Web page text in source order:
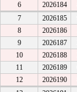
6
2026184
7
2026185
8
2026186
9
2026187
10
2026188
11
2026189
12
2026190